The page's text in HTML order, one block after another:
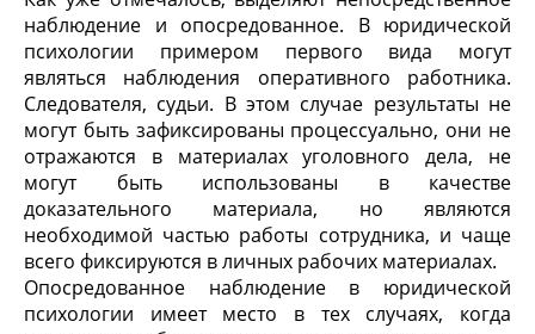
наблюдение и опосредованное. В юридической
психологии примером первого вида могут
являться наблюдения оперативного работника.
Следователя, судьи. В этом случае результаты не
могут быть зафиксированы процессуально, они не
отражаются в материалах уголовного дела, не
могут быть использованы в качестве
доказательного материала, но являются
необходимой частью работы сотрудника, и чаще
всего фиксируются в личных рабочих материалах.
Опосредованное наблюдение в юридической
психологии имеет место в тех случаях, когда